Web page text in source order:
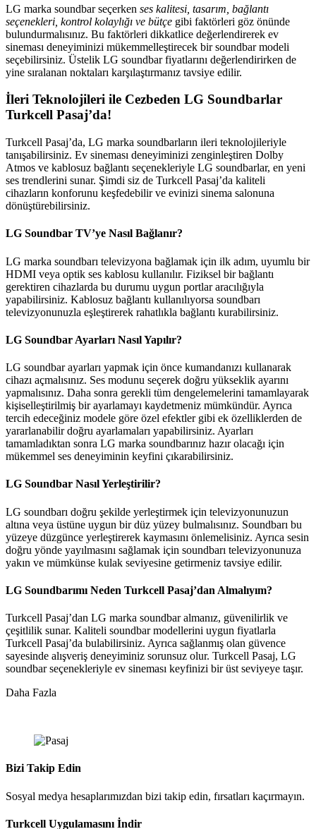
LG marka soundbar seçerken ses kalitesi, tasarım, bağlantı
seçenekleri, kontrol kolaylığı ve bütçe gibi faktörleri göz önünde
bulundurmalısınız. Bu faktörleri dikkatlice değerlendirerek ev
sineması deneyiminizi mükemmelleştirecek bir soundbar modeli
seçebilirsiniz. Üstelik LG soundbar fiyatlarını değerlendirirken de
yine sıralanan noktaları karşılaştırmanız tavsiye edilir.
İleri Teknolojileri ile Cezbeden LG Soundbarlar
Turkcell Pasaj’da!
Turkcell Pasaj’da, LG marka soundbarların ileri teknolojileriyle
tanışabilirsiniz. Ev sineması deneyiminizi zenginleştiren Dolby
Atmos ve kablosuz bağlantı seçenekleriyle LG soundbarlar, en yeni
ses trendlerini sunar. Şimdi siz de Turkcell Pasaj’da kaliteli
cihazların konforunu keşfedebilir ve evinizi sinema salonuna
dönüştürebilirsiniz.
LG Soundbar TV’ye Nasıl Bağlanır?
LG marka soundbarı televizyona bağlamak için ilk adım, uyumlu bir
HDMI veya optik ses kablosu kullanılır. Fiziksel bir bağlantı
gerektiren cihazlarda bu durumu uygun portlar aracılığıyla
yapabilirsiniz. Kablosuz bağlantı kullanılıyorsa soundbarı
televizyonunuzla eşleştirerek rahatlıkla bağlantı kurabilirsiniz.
LG Soundbar Ayarları Nasıl Yapılır?
LG soundbar ayarları yapmak için önce kumandanızı kullanarak
cihazı açmalısınız. Ses modunu seçerek doğru yükseklik ayarını
yapmalısınız. Daha sonra gerekli tüm dengelemelerini tamamlayarak
kişiselleştirilmiş bir ayarlamayı kaydetmeniz mümkündür. Ayrıca
tercih edeceğiniz modele göre özel efektler gibi ek özelliklerden de
yararlanabilir doğru ayarlamaları yapabilirsiniz. Ayarları
tamamladıktan sonra LG marka soundbarınız hazır olacağı için
mükemmel ses deneyiminin keyfini çıkarabilirsiniz.
LG Soundbar Nasıl Yerleştirilir?
LG soundbarı doğru şekilde yerleştirmek için televizyonunuzun
altına veya üstüne uygun bir düz yüzey bulmalısınız. Soundbarı bu
yüzeye düzgünce yerleştirerek kaymasını önlemelisiniz. Ayrıca sesin
doğru yönde yayılmasını sağlamak için soundbarı televizyonunuza
yakın ve mümkünse kulak seviyesine getirmeniz tavsiye edilir.
LG Soundbarımı Neden Turkcell Pasaj’dan Almalıyım?
Turkcell Pasaj’dan LG marka soundbar almanız, güvenilirlik ve
çeşitlilik sunar. Kaliteli soundbar modellerini uygun fiyatlarla
Turkcell Pasaj’da bulabilirsiniz. Ayrıca sağlanmış olan güvence
sayesinde alışveriş deneyiminiz sorunsuz olur. Turkcell Pasaj, LG
soundbar seçenekleriyle ev sineması keyfinizi bir üst seviyeye taşır.
Daha Fazla
Bizi Takip Edin
Sosyal medya hesaplarımızdan bizi takip edin, fırsatları kaçırmayın.
Turkcell Uygulamasını İndir